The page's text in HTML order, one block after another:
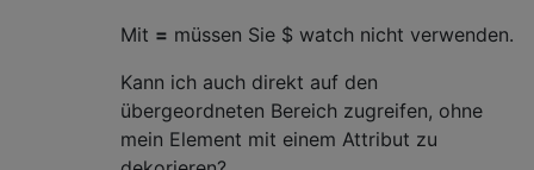
Mit = müssen Sie $ watch nicht verwenden.
Kann ich auch direkt auf den
übergeordneten Bereich zugreifen, ohne
mein Element mit einem Attribut zu